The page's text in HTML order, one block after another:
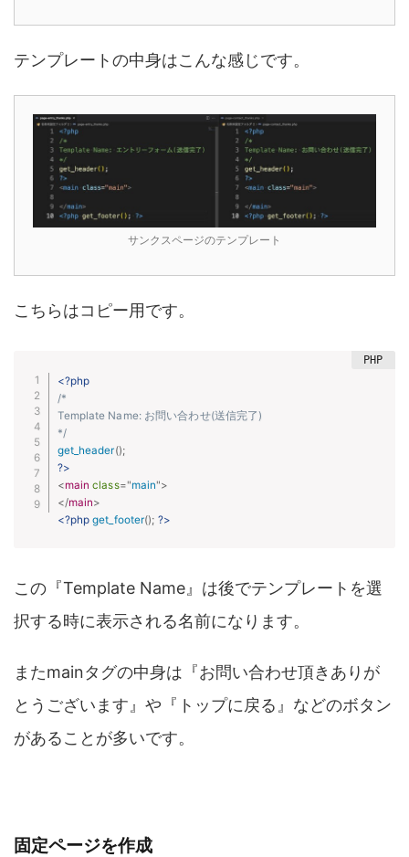
テンプレートの中身はこんな感じです。
サンクスページのテンプレート
こちらはコピー用です。
<?php
/*
Template Name: お問い合わせ(送信完了)
*/
get_header();
?>
<main class="main">
</main>
<?php get_footer(); ?>
この『Template Name』は後でテンプレートを選
択する時に表示される名前になります。
またmainタグの中身は『お問い合わせ頂きありが
とうございます』や『トップに戻る』などのボタン
があることが多いです。
固定ページを作成